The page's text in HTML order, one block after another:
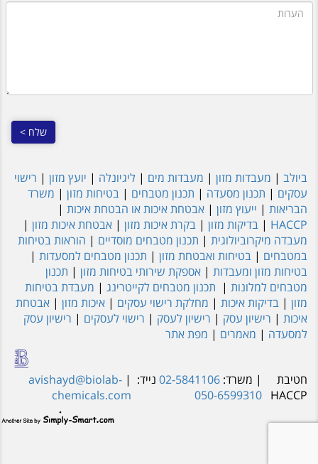
הערות
ביולב | מעבדות מזון | מעבדות מים | ליגיונלה | יועץ מזון | רישוי
עסקים | תכנון מסעדה | תכנון מטבחים | בטיחות מזון | משרד
הבריאות | ייעוץ מזון | אבטחת איכות או הבטחת איכות |
HACCP
| בדיקות מזון | בקרת איכות מזון | אבטחת איכות מזון |
מעבדה מיקרוביולוגית | תכנון מטבחים מוסדיים | הוראות בטיחות
במטבחים | בטיחות ואבטחת מזון | תכנון מטבחים למסעדות |
בטיחות מזון ומעבדות | אספקת שירותי בטיחות מזון | תכנון
מטבחים למלונות | תכנון מטבחים לקייטרינג | מעבדת בטיחות
מזון | בדיקות איכות | מחלקת רישוי עסקים | איכות מזון | אבטחת
איכות | רישיון עסק | רישיון לעסק | רישוי לעסקים | רישיון עסק
למסעדה | מאמרים | מפת אתר
חטיבת
HACCP
| משרד: 02-5841106 נייד:
050-6599310
|
avishayd@biolab-
chemicals.com